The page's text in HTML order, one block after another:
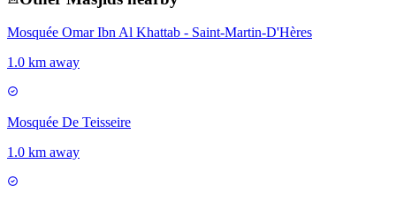
Mosquée Omar Ibn Al Khattab - Saint-Martin-D'Hères
1.0 km away
Mosquée De Teisseire
1.0 km away